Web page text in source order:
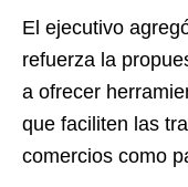
El ejecutivo
refuerza la
a ofrecer
que faciliten las
comercios como